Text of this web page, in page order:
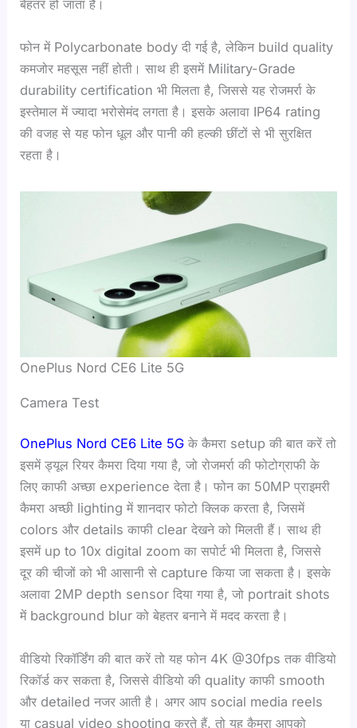
बेहतर हो जाता है।
फोन में Polycarbonate body दी गई है, लेकिन build quality
कमजोर महसूस नहीं होती। साथ ही इसमें Military-Grade
durability certification भी मिलता है, जिससे यह रोजमर्रा के
इस्तेमाल में ज्यादा भरोसेमंद लगता है। इसके अलावा IP64 rating
की वजह से यह फोन धूल और पानी की हल्की छींटों से भी सुरक्षित
रहता है।
OnePlus Nord CE6 Lite 5G
Camera Test
OnePlus Nord CE6 Lite 5G के कैमरा setup की बात करें तो
इसमें ड्यूल रियर कैमरा दिया गया है, जो रोजमर्रा की फोटोग्राफी के
लिए काफी अच्छा experience देता है। फोन का 50MP प्राइमरी
कैमरा अच्छी lighting में शानदार फोटो क्लिक करता है, जिसमें
colors और details काफी clear देखने को मिलती हैं। साथ ही
इसमें up to 10x digital zoom का सपोर्ट भी मिलता है, जिससे
दूर की चीजों को भी आसानी से capture किया जा सकता है। इसके
अलावा 2MP depth sensor दिया गया है, जो portrait shots
में background blur को बेहतर बनाने में मदद करता है।
वीडियो रिकॉर्डिंग की बात करें तो यह फोन 4K @30fps तक वीडियो
रिकॉर्ड कर सकता है, जिससे वीडियो की quality काफी smooth
और detailed नजर आती है। अगर आप social media reels
या casual video shooting करते हैं, तो यह कैमरा आपको